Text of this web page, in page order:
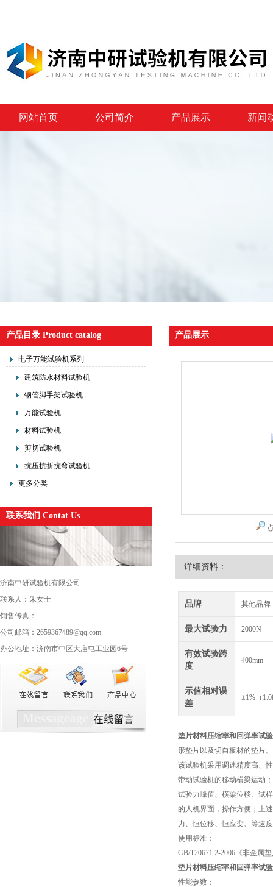
网站首页 公司简介 产品展示 新闻
产品目录 Product catalog
电子万能试验机系列
建筑防水材料试验机
钢管脚手架试验机
万能试验机
材料试验机
剪切试验机
抗压抗折抗弯试验机
更多分类
联系我们 Contat Us
济南中研试验机有限公司
联系人：朱女士
销售传真：
公司邮箱：2659367489@qq.com
办公地址：济南市中区大庙屯工业园6号
产品展示
详细资料：
品牌 其他品牌
最大试验力 2000N
有效试验跨
度
400mm
示值相对误
差
±1%（
垫片材料压缩率和回弹率试
形垫片以及切自板材的垫片。
该试验机采用调速精度高、
带动试验机的移动横梁运动
试验力峰值、横梁位移、试
的人机界面，操作方便；上
力、恒位移、恒应变、等速
使用标准：
GB/T20671.2-2006《非金属
垫片材料压缩率和回弹率试
性能参数：